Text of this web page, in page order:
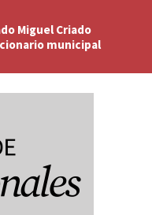
Miguel Criado
municipal